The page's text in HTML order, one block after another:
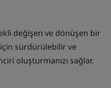
değişen ve dönüşen bir
sürdürülebilir ve
oluşturmanızı sağlar.